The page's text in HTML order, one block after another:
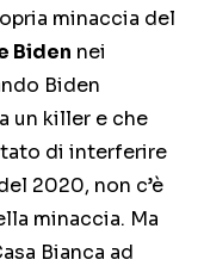
minaccia del
Biden nei
Biden
un killer e che
di interferire
2020, non c’è
minaccia. Ma
Bianca ad